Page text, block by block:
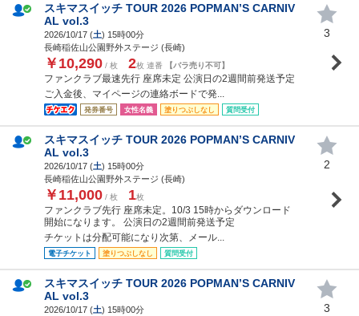
スキマスイッチ TOUR 2026 POPMAN’S CARNIV
AL vol.3
2026/10/17 (土) 15時00分
長崎稲佐山公園野外ステージ (長崎)
￥10,290 / 枚 2枚 連番 【バラ売り不可】
ファンクラブ最速先行 座席未定 公演日の2週間前発送予定
ご入金後、マイページの連絡ボードで発...
発券番号 女性名義 塗りつぶしなし 質問受付
3
スキマスイッチ TOUR 2026 POPMAN’S CARNIV
AL vol.3
2026/10/17 (土) 15時00分
長崎稲佐山公園野外ステージ (長崎)
￥11,000 / 枚 1枚
ファンクラブ先行 座席未定。10/3 15時からダウンロード
開始になります。 公演日の2週間前発送予定
チケットは分配可能になり次第、メール...
電子チケット 塗りつぶしなし 質問受付
2
スキマスイッチ TOUR 2026 POPMAN’S CARNIV
AL vol.3
2026/10/17 (土) 15時00分
3